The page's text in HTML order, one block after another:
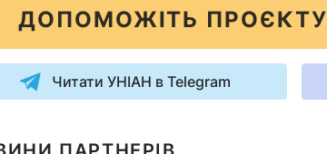
ДОПОМОЖІТЬ ПРОЄКТУ
Читати УНІАН в Telegram